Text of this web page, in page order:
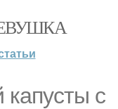
капусты с